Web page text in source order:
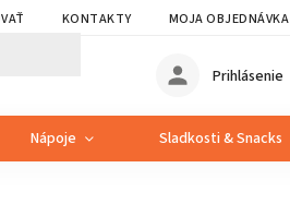
KONTAKTY MOJA OBJEDNÁVKA
Prihlásenie
Nápoje Sladkosti & Snacks